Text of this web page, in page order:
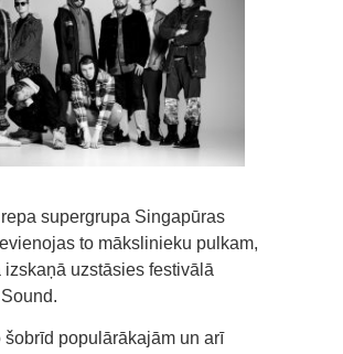
supergrupa Singapūras
to mākslinieku pulkam,
izskaņā uzstāsies festivālā
šobrīd populārākajām un arī